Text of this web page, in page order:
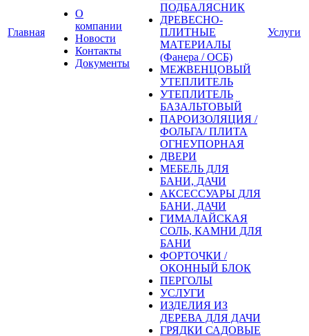
Главная
О
компании
Новости
Контакты
Документы
ПОДБАЛЯСНИК
ДРЕВЕСНО-
ПЛИТНЫЕ
МАТЕРИАЛЫ
(Фанера / ОСБ)
МЕЖВЕНЦОВЫЙ
УТЕПЛИТЕЛЬ
УТЕПЛИТЕЛЬ
БАЗАЛЬТОВЫЙ
ПАРОИЗОЛЯЦИЯ /
ФОЛЬГА/ ПЛИТА
ОГНЕУПОРНАЯ
ДВЕРИ
МЕБЕЛЬ ДЛЯ
БАНИ, ДАЧИ
АКСЕССУАРЫ ДЛЯ
БАНИ, ДАЧИ
ГИМАЛАЙСКАЯ
СОЛЬ, КАМНИ ДЛЯ
БАНИ
ФОРТОЧКИ /
ОКОННЫЙ БЛОК
ПЕРГОЛЫ
УСЛУГИ
ИЗДЕЛИЯ ИЗ
ДЕРЕВА ДЛЯ ДАЧИ
ГРЯДКИ САДОВЫЕ
Услуги